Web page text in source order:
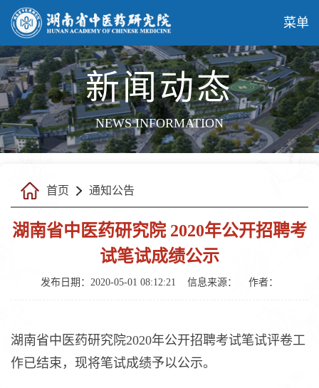
菜单
新闻动态
NEWS INFORMATION
首页 通知公告
湖南省中医药研究院 2020年公开招聘考
试笔试成绩公示
发布日期：2020-05-01 08:12:21 信息来源： 作者：
湖南省中医药研究院2020年公开招聘考试笔试评卷工
作已结束，现将笔试成绩予以公示。